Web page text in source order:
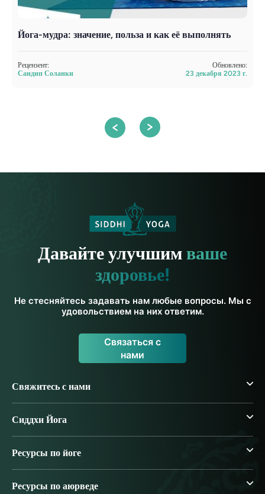
Йога-мудра: значение, польза и как её выполнять
Рецензент:
Сандип Соланки
Обновлено:
23 декабря 2023 г.
Давайте улучшимваше
здоровье!
Не стесняйтесь задавать нам любые вопросы. Мы с
удовольствием на них ответим.
Связаться с
нами
Свяжитесь с нами
Сиддхи Йога
Ресурсы по йоге
Ресурсы по аюрведе